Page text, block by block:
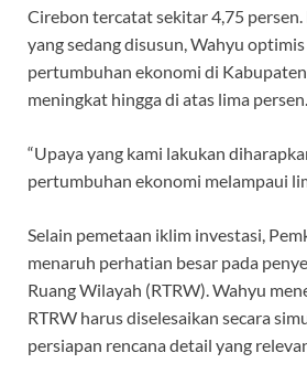
Cirebon tercatat sekitar 4,75
yang sedang disusun, Wahyu
pertumbuhan ekonomi di
meningkat hingga di atas lima persen.
“Upaya yang kami lakukan
pertumbuhan ekonomi melampaui
Selain pemetaan iklim investasi,
menaruh perhatian besar pada
Ruang Wilayah (RTRW). Wahyu
RTRW harus diselesaikan secara
persiapan rencana detail yang